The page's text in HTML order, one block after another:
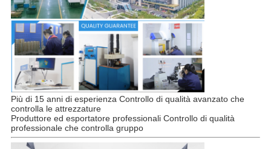
Più di 15 anni di esperienza Controllo di qualità avanzato che
controlla le attrezzature
Produttore ed esportatore professionali Controllo di qualità
professionale che controlla gruppo